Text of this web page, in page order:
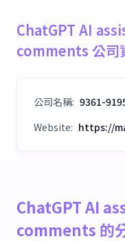
ChatGPT AI
comments 公司
公司名稱: 9361-
Website: https://
ChatGPT AI
comments 的